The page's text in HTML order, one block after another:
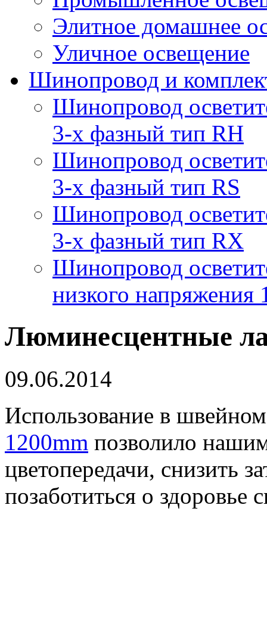
Элитное домашнее
Уличное освещение
Шинопровод и
Шинопровод
3-х фазный тип RH
Шинопровод
3-х фазный тип RS
Шинопровод
3-х фазный тип RX
Шинопровод
низкого напряжения
Люминесцентные
09.06.2014
Использование в
1200mm позволило
цветопередачи, снизить
позаботиться о здоровье